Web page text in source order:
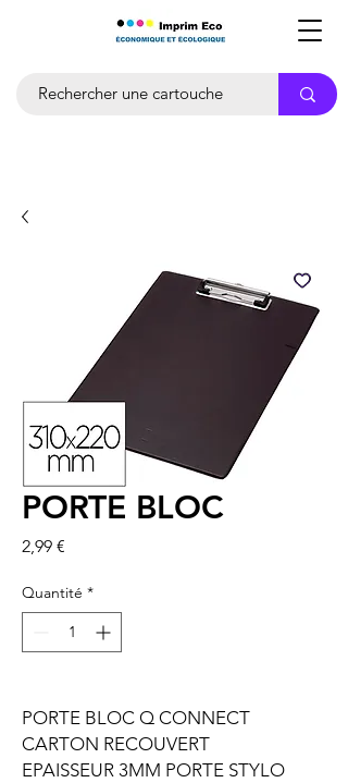
PORTE BLOC
2,99 €
Quantité *
PORTE BLOC Q CONNECT
CARTON RECOUVERT
EPAISSEUR 3MM PORTE STYLO